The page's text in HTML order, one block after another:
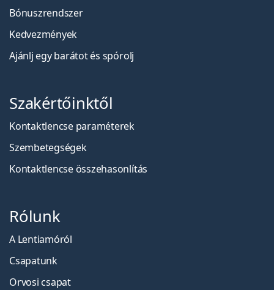
Bónuszrendszer
Kedvezmények
Ajánlj egy barátot és spórolj
Szakértőinktől
Kontaktlencse paraméterek
Szembetegségek
Kontaktlencse összehasonlítás
Rólunk
A Lentiamóról
Csapatunk
Orvosi csapat